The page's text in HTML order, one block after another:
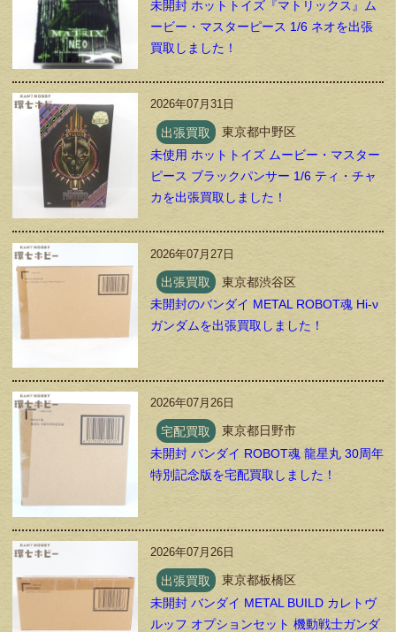
未開封 ホットトイズ『マトリックス』ム
ービー・マスターピース 1/6 ネオを出張
買取しました！
2026年07月31日
出張買取
東京都中野区
未使用 ホットトイズ ムービー・マスター
ピース ブラックパンサー 1/6 ティ・チャ
カを出張買取しました！
2026年07月27日
出張買取
東京都渋谷区
未開封のバンダイ METAL ROBOT魂 Hi-ν
ガンダムを出張買取しました！
2026年07月26日
宅配買取
東京都日野市
未開封 バンダイ ROBOT魂 龍星丸 30周年
特別記念版を宅配買取しました！
2026年07月26日
出張買取
東京都板橋区
未開封 バンダイ METAL BUILD カレトヴ
ルッフ オプションセット 機動戦士ガンダ